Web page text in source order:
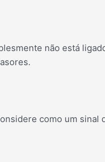
não está
como um sinal